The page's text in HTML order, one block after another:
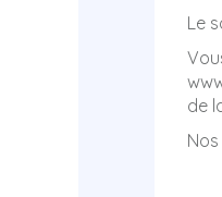
Le
de